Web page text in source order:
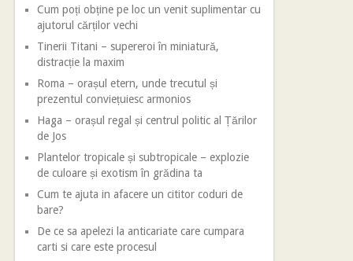
Cum poți obține pe loc un venit suplimentar cu
ajutorul cărților vechi
Tinerii Titani – supereroi în miniatură,
distracție la maxim
Roma – orașul etern, unde trecutul și
prezentul conviețuiesc armonios
Haga – orașul regal și centrul politic al Țărilor
de Jos
Plantelor tropicale și subtropicale – explozie
de culoare și exotism în grădina ta
Cum te ajuta in afacere un cititor coduri de
bare?
De ce sa apelezi la anticariate care cumpara
carti si care este procesul